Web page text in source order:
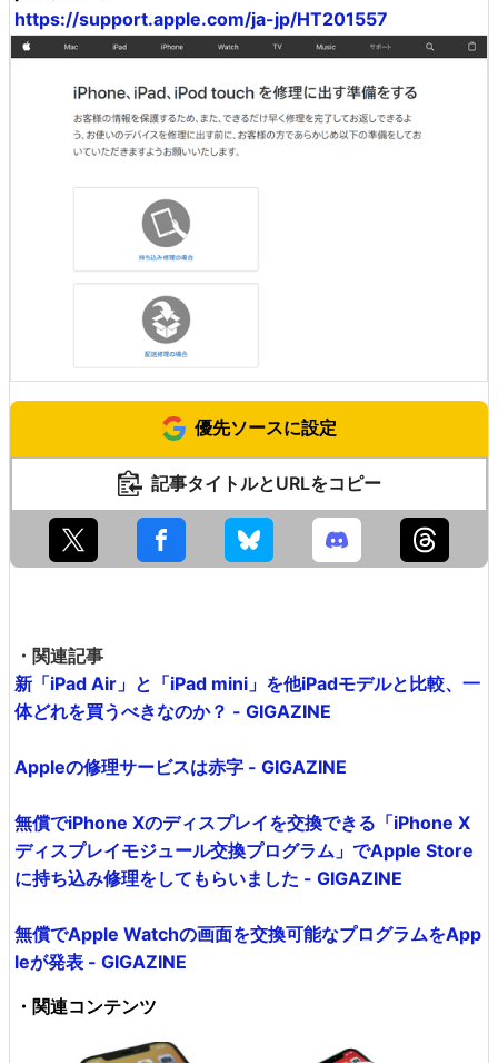
https://support.apple.com/ja-jp/HT201557
優先ソースに設定
記事タイトルとURLをコピー
・関連記事
新「iPad Air」と「iPad mini」を他iPadモデルと比較、一
体どれを買うべきなのか？ - GIGAZINE
Appleの修理サービスは赤字 - GIGAZINE
無償でiPhone Xのディスプレイを交換できる「iPhone X
ディスプレイモジュール交換プログラム」でApple Store
に持ち込み修理をしてもらいました - GIGAZINE
無償でApple Watchの画面を交換可能なプログラムをApp
leが発表 - GIGAZINE
・関連コンテンツ